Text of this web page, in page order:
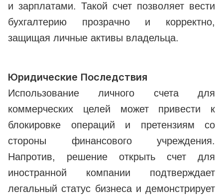
и зарплатами. Такой счет позволяет вести
бухгалтерию прозрачно и корректно,
защищая личные активы владельца.
Юридические Последствия
Использование личного счета для
коммерческих целей может привести к
блокировке операций и претензиям со
стороны финансового учреждения.
Напротив, решение открыть счет для
иностранной компании подтверждает
легальный статус бизнеса и демонстрирует